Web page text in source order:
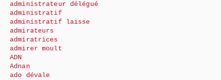
administrateur délégué
administratif
administratif laisse
admirateurs
admiratrices
admirer moult
ADN
Adnan
ado dévale